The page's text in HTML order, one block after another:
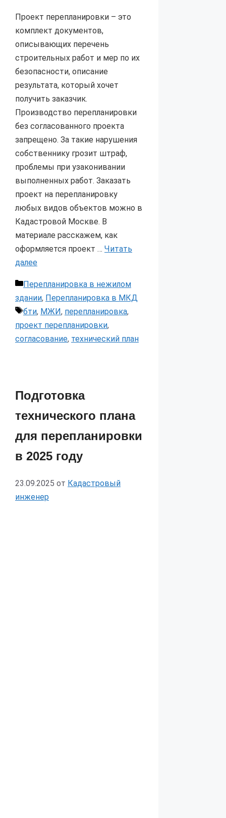
Проект перепланировки – это
комплект документов,
описывающих перечень
строительных работ и мер по их
безопасности, описание
результата, который хочет
получить заказчик.
Производство перепланировки
без согласованного проекта
запрещено. За такие нарушения
собственнику грозит штраф,
проблемы при узаконивании
выполненных работ. Заказать
проект на перепланировку
любых видов объектов можно в
Кадастровой Москве. В
материале расскажем, как
оформляется проект … Читать
далее
Рубрики
Перепланировка в нежилом
здании, Перепланировка в МКД
Метки
бти, МЖИ, перепланировка,
проект перепланировки,
согласование, технический план
Подготовка
технического плана
для перепланировки
в 2025 году
23.09.2025 от Кадастровый
инженер